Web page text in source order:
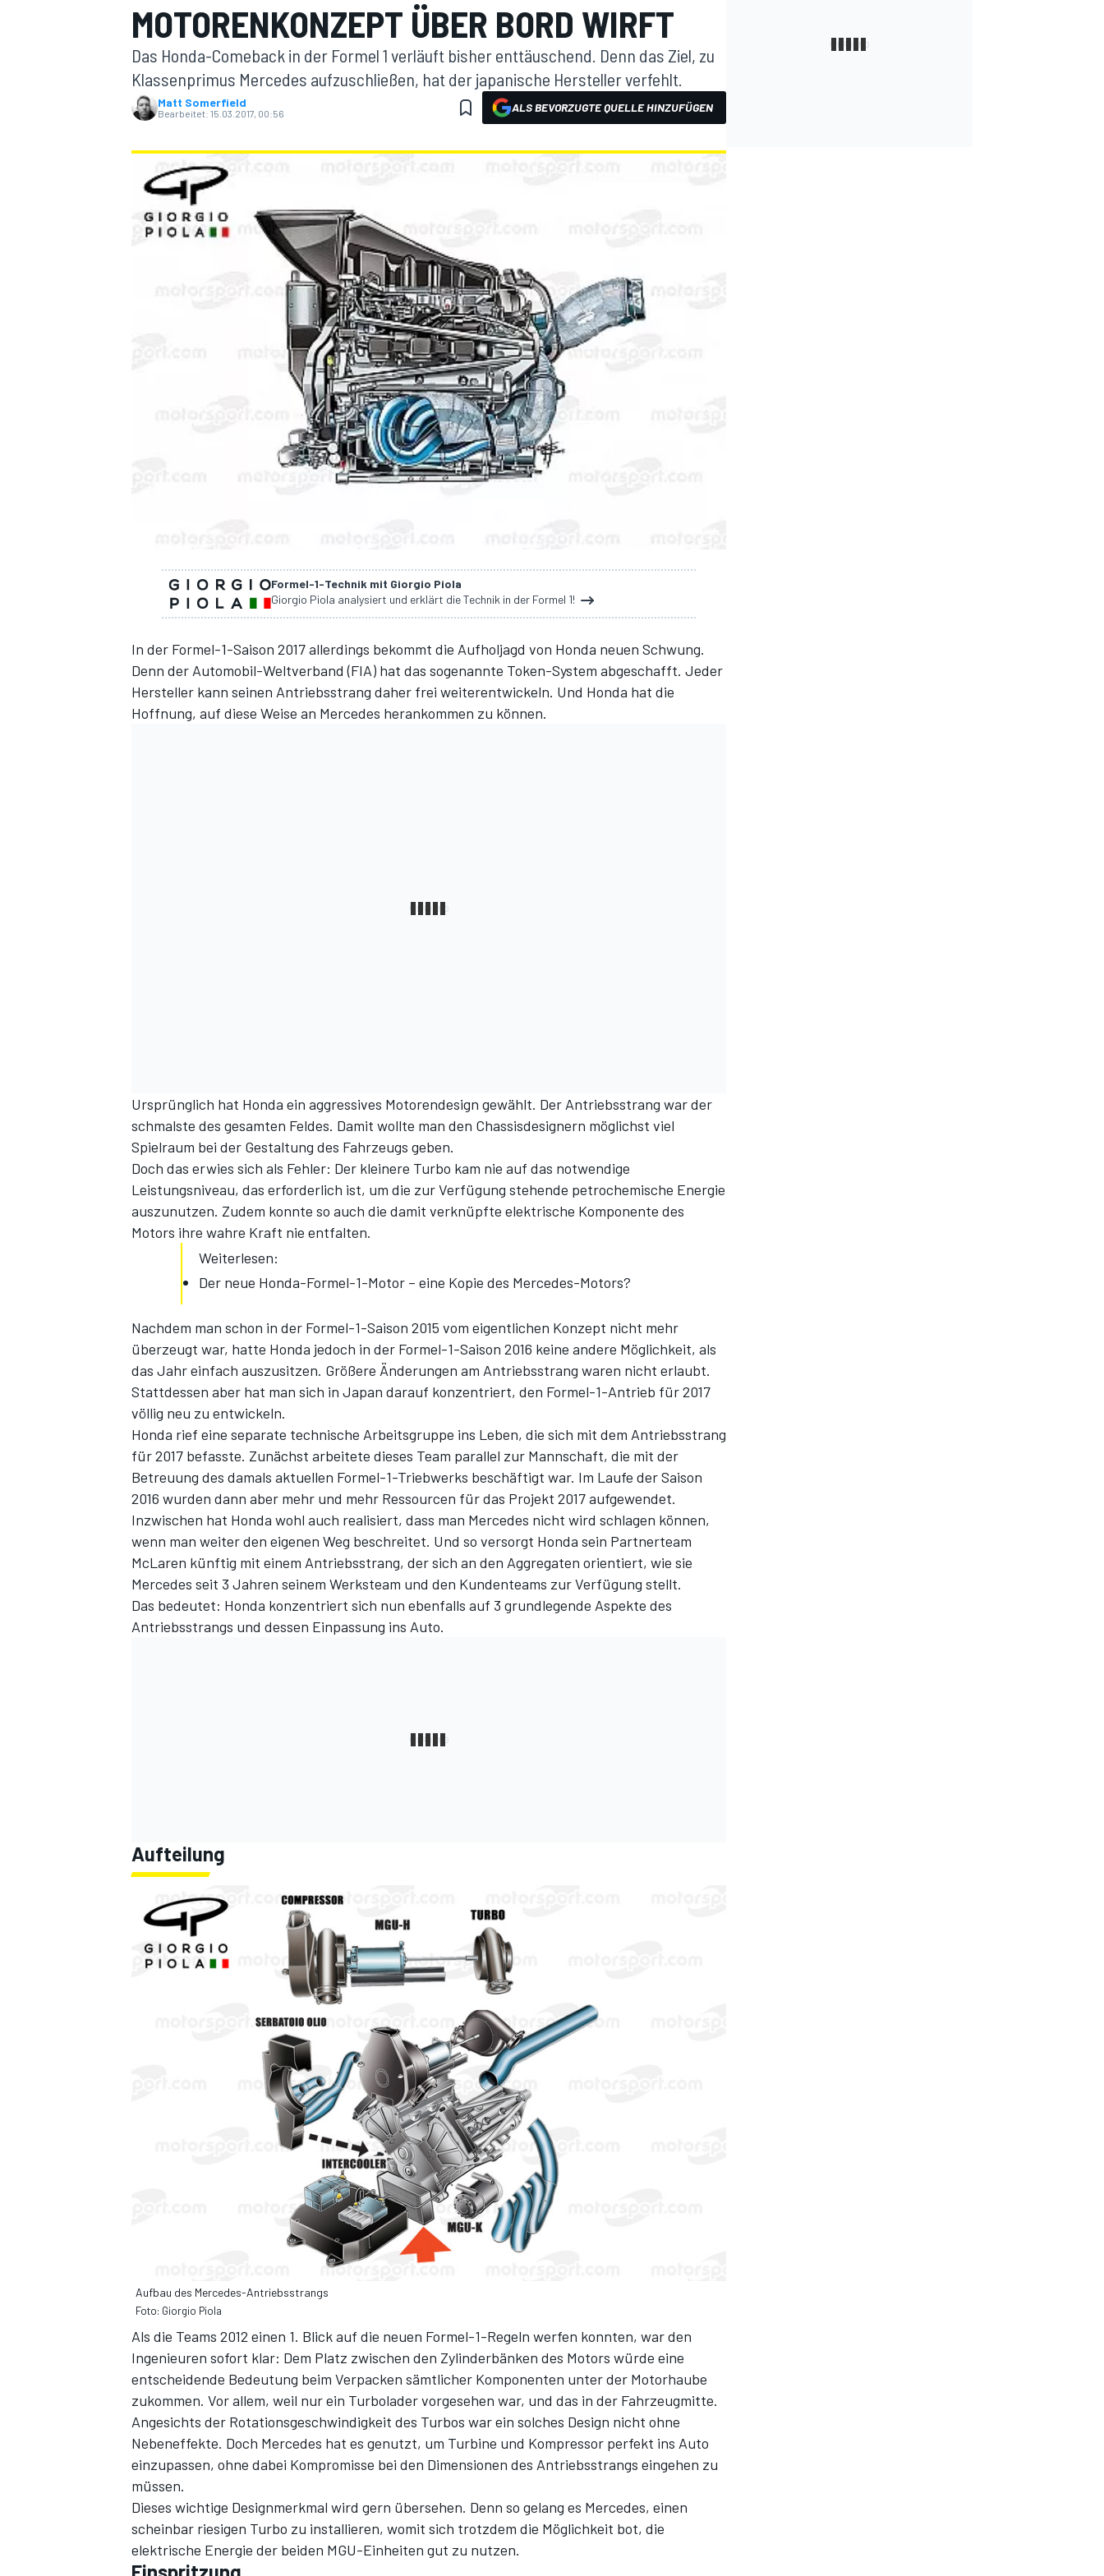
MOTORENKONZEPT ÜBER BORD WIRFT
Das Honda-Comeback in der Formel 1 verläuft bisher enttäuschend. Denn das Ziel, zu
Klassenprimus Mercedes aufzuschließen, hat der japanische Hersteller verfehlt.
Matt Somerfield
Bearbeitet: 15.03.2017, 00:56 ALS BEVORZUGTE QUELLE HINZUFÜGEN
Formel-1-Technik mit Giorgio Piola
Giorgio Piola analysiert und erklärt die Technik in der Formel 1!
In der Formel-1-Saison 2017 allerdings bekommt die Aufholjagd von Honda neuen Schwung.
Denn der Automobil-Weltverband (FIA) hat das sogenannte Token-System abgeschafft. Jeder
Hersteller kann seinen Antriebsstrang daher frei weiterentwickeln. Und Honda hat die
Hoffnung, auf diese Weise an Mercedes herankommen zu können.
Ursprünglich hat Honda ein aggressives Motorendesign gewählt. Der Antriebsstrang war der
schmalste des gesamten Feldes. Damit wollte man den Chassisdesignern möglichst viel
Spielraum bei der Gestaltung des Fahrzeugs geben.
Doch das erwies sich als Fehler: Der kleinere Turbo kam nie auf das notwendige
Leistungsniveau, das erforderlich ist, um die zur Verfügung stehende petrochemische Energie
auszunutzen. Zudem konnte so auch die damit verknüpfte elektrische Komponente des
Motors ihre wahre Kraft nie entfalten.
Weiterlesen:
Der neue Honda-Formel-1-Motor – eine Kopie des Mercedes-Motors?
Nachdem man schon in der Formel-1-Saison 2015 vom eigentlichen Konzept nicht mehr
überzeugt war, hatte Honda jedoch in der Formel-1-Saison 2016 keine andere Möglichkeit, als
das Jahr einfach auszusitzen. Größere Änderungen am Antriebsstrang waren nicht erlaubt.
Stattdessen aber hat man sich in Japan darauf konzentriert, den Formel-1-Antrieb für 2017
völlig neu zu entwickeln.
Honda rief eine separate technische Arbeitsgruppe ins Leben, die sich mit dem Antriebsstrang
für 2017 befasste. Zunächst arbeitete dieses Team parallel zur Mannschaft, die mit der
Betreuung des damals aktuellen Formel-1-Triebwerks beschäftigt war. Im Laufe der Saison
2016 wurden dann aber mehr und mehr Ressourcen für das Projekt 2017 aufgewendet.
Inzwischen hat Honda wohl auch realisiert, dass man Mercedes nicht wird schlagen können,
wenn man weiter den eigenen Weg beschreitet. Und so versorgt Honda sein Partnerteam
McLaren künftig mit einem Antriebsstrang, der sich an den Aggregaten orientiert, wie sie
Mercedes seit 3 Jahren seinem Werksteam und den Kundenteams zur Verfügung stellt.
Das bedeutet: Honda konzentriert sich nun ebenfalls auf 3 grundlegende Aspekte des
Antriebsstrangs und dessen Einpassung ins Auto.
Aufteilung
Aufbau des Mercedes-Antriebsstrangs
Foto: Giorgio Piola
Als die Teams 2012 einen 1. Blick auf die neuen Formel-1-Regeln werfen konnten, war den
Ingenieuren sofort klar: Dem Platz zwischen den Zylinderbänken des Motors würde eine
entscheidende Bedeutung beim Verpacken sämtlicher Komponenten unter der Motorhaube
zukommen. Vor allem, weil nur ein Turbolader vorgesehen war, und das in der Fahrzeugmitte.
Angesichts der Rotationsgeschwindigkeit des Turbos war ein solches Design nicht ohne
Nebeneffekte. Doch Mercedes hat es genutzt, um Turbine und Kompressor perfekt ins Auto
einzupassen, ohne dabei Kompromisse bei den Dimensionen des Antriebsstrangs eingehen zu
müssen.
Dieses wichtige Designmerkmal wird gern übersehen. Denn so gelang es Mercedes, einen
scheinbar riesigen Turbo zu installieren, womit sich trotzdem die Möglichkeit bot, die
elektrische Energie der beiden MGU-Einheiten gut zu nutzen.